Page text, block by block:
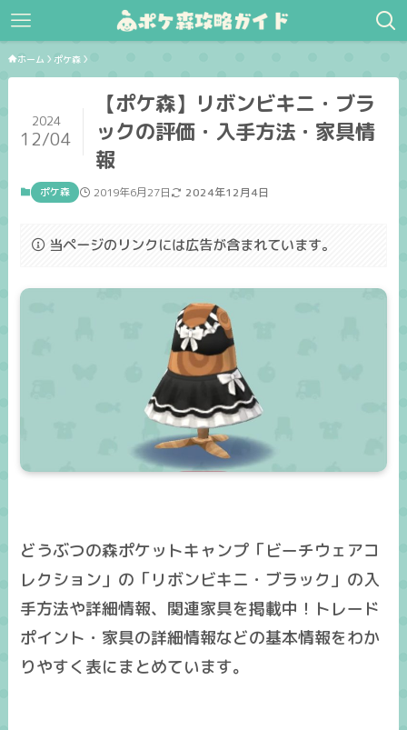
ホーム ポケ森
【ポケ森】リボンビキニ・ブラ
ックの評価・入手方法・家具情
報
2024
12/04
ポケ森 2019年6月27日 2024年12月4日
当ページのリンクには広告が含まれています。
どうぶつの森ポケットキャンプ「ビーチウェアコ
レクション」の「リボンビキニ・ブラック」の入
手方法や詳細情報、関連家具を掲載中！トレード
ポイント・家具の詳細情報などの基本情報をわか
りやすく表にまとめています。